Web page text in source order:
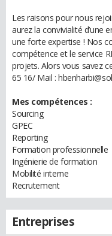
Les raisons pour nous
aurez la convivialité d’une
une forte expertise ! Nos
compétence et le service
projets. Alors vous savez
65 16/ Mail :
Mes compétences :
Sourcing
GPEC
Reporting
Formation professionnelle
Ingénierie de formation
Mobilité interne
Recrutement
Entreprises